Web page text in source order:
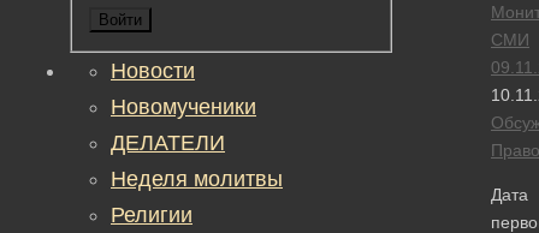
СМИ
Дата
Войти
Новости
Новомученики
ДЕЛАТЕЛИ
Неделя молитвы
Религии